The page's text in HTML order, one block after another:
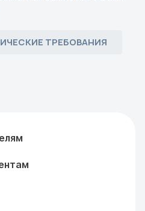
ТРЕБОВАНИЯ